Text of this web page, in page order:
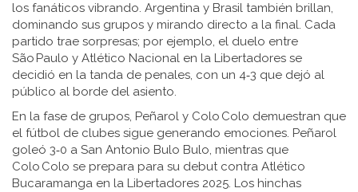
los fanáticos vibrando. Argentina y Brasil también brillan,
dominando sus grupos y mirando directo a la final. Cada
partido trae sorpresas; por ejemplo, el duelo entre
São Paulo y Atlético Nacional en la Libertadores se
decidió en la tanda de penales, con un 4‑3 que dejó al
público al borde del asiento.
En la fase de grupos, Peñarol y Colo Colo demuestran que
el fútbol de clubes sigue generando emociones. Peñarol
goleó 3‑0 a San Antonio Bulo Bulo, mientras que
Colo Colo se prepara para su debut contra Atlético
Bucaramanga en la Libertadores 2025. Los hinchas